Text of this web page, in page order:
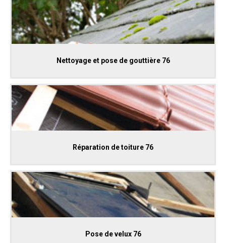
Nettoyage et pose de gouttière 76
Réparation de toiture 76
Pose de velux 76